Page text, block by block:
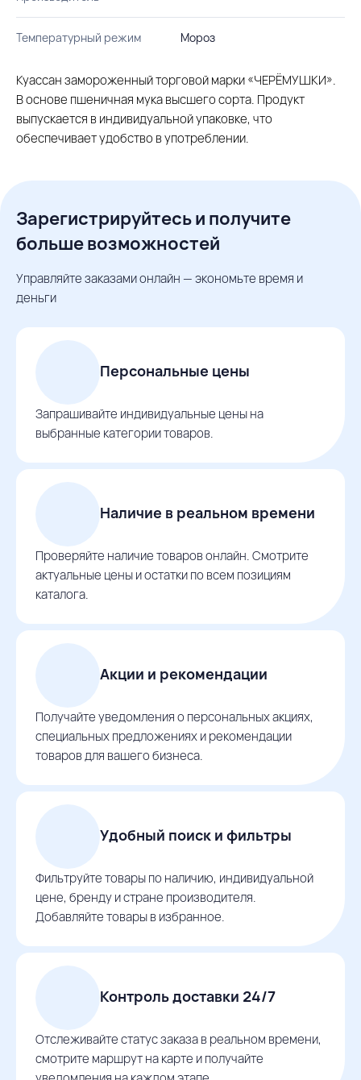
Температурный режим Мороз
Куассан замороженный торговой марки «ЧЕРЁМУШКИ».
В основе пшеничная мука высшего сорта. Продукт
выпускается в индивидуальной упаковке, что
обеспечивает удобство в употреблении.
Зарегистрируйтесь и получите
больше возможностей
Управляйте заказами онлайн — экономьте время и
деньги
Персональные цены
Запрашивайте индивидуальные цены на
выбранные категории товаров.
Наличие в реальном времени
Проверяйте наличие товаров онлайн. Смотрите
актуальные цены и остатки по всем позициям
каталога.
Акции и рекомендации
Получайте уведомления о персональных акциях,
специальных предложениях и рекомендации
товаров для вашего бизнеса.
Удобный поиск и фильтры
Фильтруйте товары по наличию, индивидуальной
цене, бренду и стране производителя.
Добавляйте товары в избранное.
Контроль доставки 24/7
Отслеживайте статус заказа в реальном времени,
смотрите маршрут на карте и получайте